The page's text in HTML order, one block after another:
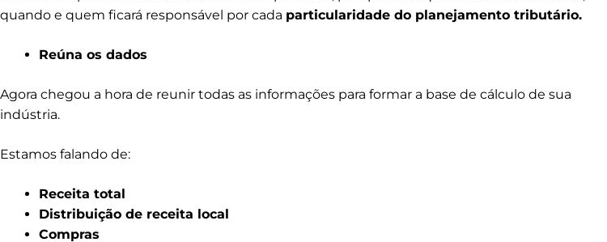
quando e quem ficará responsável por cada particularidade do planejamento tributário.
Reúna os dados
Agora chegou a hora de reunir todas as informações para formar a base de cálculo de sua
indústria.
Estamos falando de:
Receita total
Distribuição de receita local
Compras